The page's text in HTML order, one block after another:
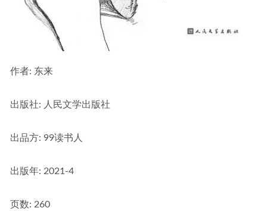
作者: 东来
出版社: 人民文学出版社
出品方: 99读书人
出版年: 2021-4
页数: 260